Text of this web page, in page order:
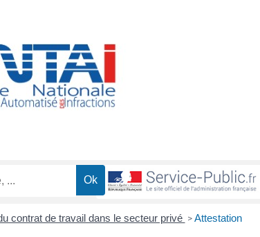
contrat de travail dans le secteur privé > Attestation